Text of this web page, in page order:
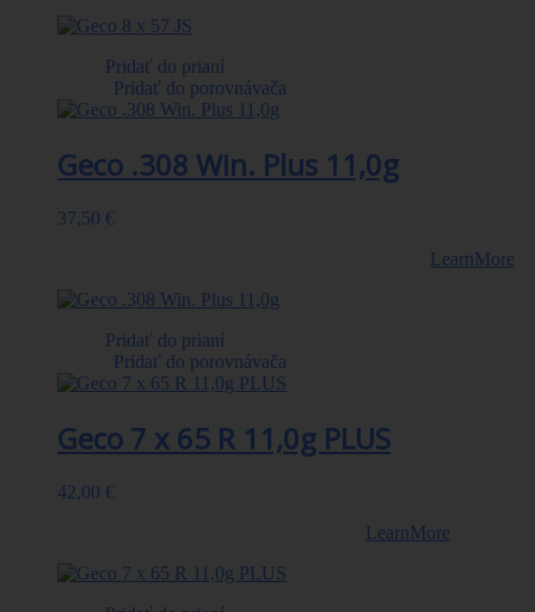
Pridať do prianí
Pridať do porovnávača
Geco .308 Win. Plus 11,0g
37,50 €
LearnMore
Pridať do prianí
Pridať do porovnávača
Geco 7 x 65 R 11,0g PLUS
42,00 €
LearnMore